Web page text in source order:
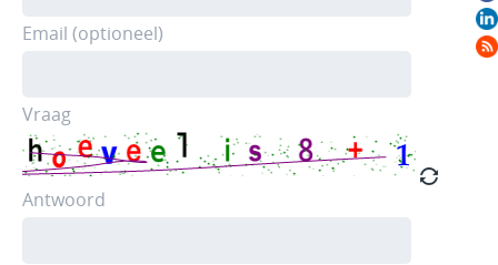
Email (optioneel)
Vraag
Antwoord